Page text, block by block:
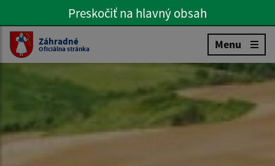
Preskočiť na hlavné menu
Preskočiť na hlavný obsah
Slovenčina
Záhradné
Oficiálna stránka Menu